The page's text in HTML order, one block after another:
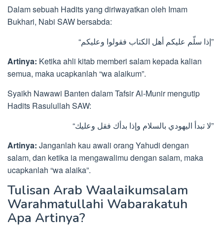
Dalam sebuah Hadits yang diriwayatkan oleh Imam
Bukhari, Nabi SAW bersabda:
“إذا سلّم عليكم أهل الكتاب فقولوا وعليكم”
Artinya: Ketika ahli kitab memberi salam kepada kalian
semua, maka ucapkanlah “wa alaikum”.
Syaikh Nawawi Banten dalam Tafsir Al-Munir mengutip
Hadits Rasulullah SAW:
“لا تبدأ اليهودي بالسلام وإذا بدأك فقل وعليك”
Artinya: Janganlah kau awali orang Yahudi dengan
salam, dan ketika ia mengawalimu dengan salam, maka
ucapkanlah “wa alaika”.
Tulisan Arab Waalaikumsalam
Warahmatullahi Wabarakatuh
Apa Artinya?